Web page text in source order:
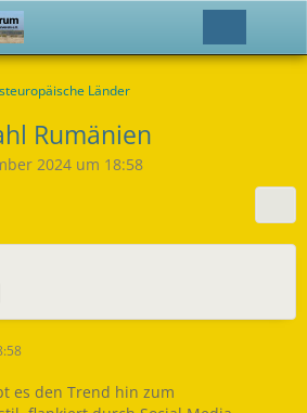
Länder
Rumänien
2024 um 18:58
es den Trend hin zum